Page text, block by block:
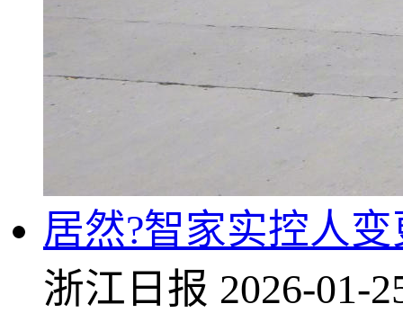
居然?智家实控人
浙江日报 2026-01-